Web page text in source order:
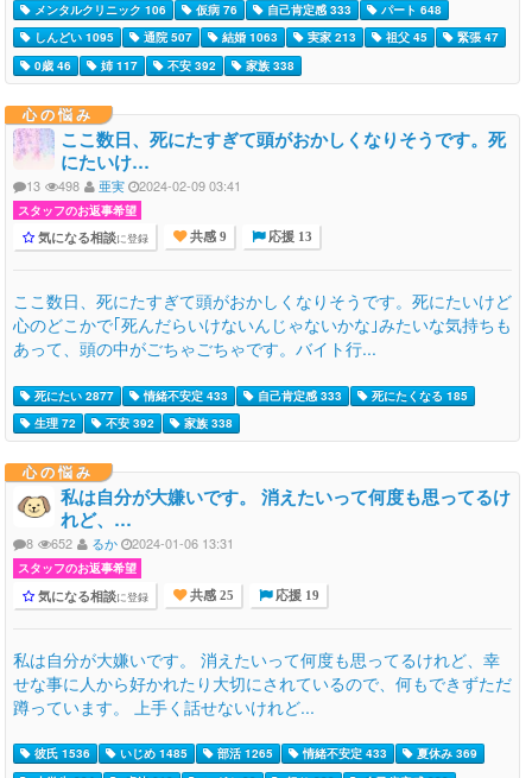
メンタルクリニック 106
仮病 76 自己肯定感 333
パート 648
しんどい 1095
通院 507 結婚 1063 実家 213 祖父 45
緊張 47
0歳 46
姉 117 不安 392 家族 338
心の悩み
ここ数日、死にたすぎて頭がおかしくなりそうです。死
にたいけ…
13 498 亜実 2024-02-09 03:41
スタッフのお返事希望
気になる相談に登録 共感 9 応援 13
ここ数日、死にたすぎて頭がおかしくなりそうです。死にたいけど
心のどこかで｢死んだらいけないんじゃないかな｣みたいな気持ちも
あって、頭の中がごちゃごちゃです。バイト行...
死にたい 2877 情緒不安定 433 自己肯定感 333
死にたくなる 185
生理 72
不安 392 家族 338
心の悩み
私は自分が大嫌いです。 消えたいって何度も思ってるけ
れど、…
8 652 るか 2024-01-06 13:31
スタッフのお返事希望
気になる相談に登録 共感 25 応援 19
私は自分が大嫌いです。 消えたいって何度も思ってるけれど、幸
せな事に人から好かれたり大切にされているので、何もできずただ
蹲っています。 上手く話せないけれど...
彼氏 1536 いじめ 1485 部活 1265 情緒不安定 433
夏休み 369